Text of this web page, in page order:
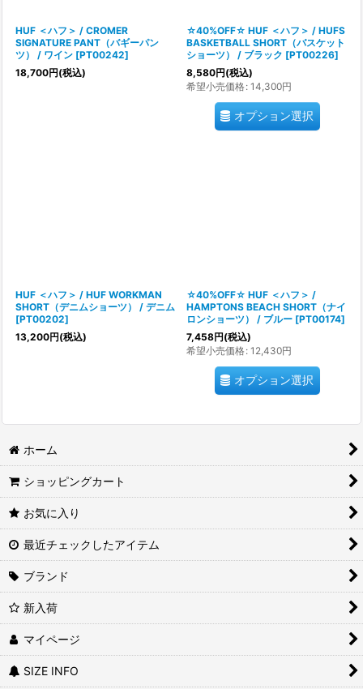
HUF ＜ハフ＞ / CROMER
SIGNATURE PANT（バギーパン
ツ） / ワイン [PT00242]
18,700円(税込)
☆40%OFF☆ HUF ＜ハフ＞ / HUFS
BASKETBALL SHORT（バスケット
ショーツ） / ブラック [PT00226]
8,580円(税込)
希望小売価格: 14,300円
オプション選択
HUF ＜ハフ＞ / HUF WORKMAN
SHORT（デニムショーツ） / デニム
[PT00202]
13,200円(税込)
☆40%OFF☆ HUF ＜ハフ＞ /
HAMPTONS BEACH SHORT（ナイ
ロンショーツ） / ブルー [PT00174]
7,458円(税込)
希望小売価格: 12,430円
オプション選択
ホーム
ショッピングカート
お気に入り
最近チェックしたアイテム
ブランド
新入荷
マイページ
SIZE INFO